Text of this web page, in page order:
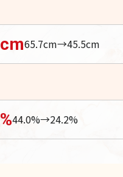
cm65.7cm→45.5cm
%44.0%→24.2%